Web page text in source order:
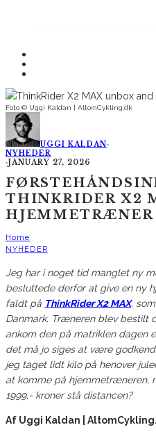
Foto © Uggi Kaldan | AltomCykling.dk
UGGI KALDAN·
NYHEDER
·JANUARY 27, 2026
THINKRIDER X2
HJEMMETRÆNER
Home
NYHEDER
Jeg har i noget tid manglet ny
besluttede derfor at give en ny
faldt på ThinkRider X2 MAX,
Danmark. Træneren blev bestilt
ankom den på matriklen dagen
det må jo siges at være
jeg taget lidt kilo på henover
at komme på hjemmetræneren,
1999,- kroner stå distancen?
Af Uggi Kaldan |